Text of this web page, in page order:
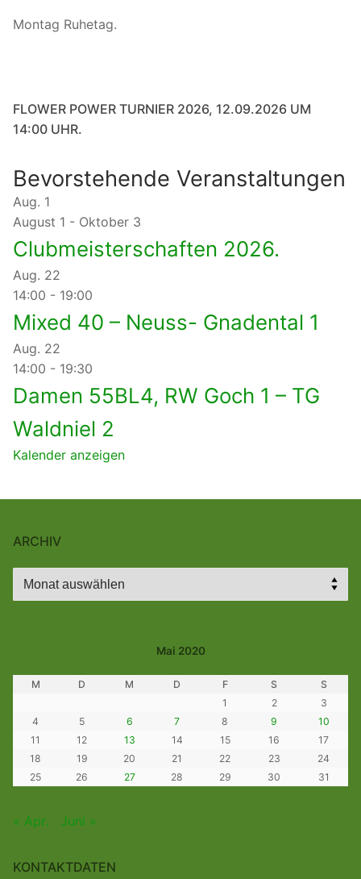
Montag Ruhetag.
FLOWER POWER TURNIER 2026, 12.09.2026 UM
14:00 UHR.
Bevorstehende Veranstaltungen
Aug. 1
August 1 - Oktober 3
Clubmeisterschaften 2026.
Aug. 22
14:00 - 19:00
Mixed 40 – Neuss- Gnadental 1
Aug. 22
14:00 - 19:30
Damen 55BL4, RW Goch 1 – TG
Waldniel 2
Kalender anzeigen
ARCHIV
Archiv
Mai 2020
M D M D F S
S
1
2
3
4
5 6 7 8 9
10
11
12 13 14 15 16
17
18
19 20 21 22 23
24
25
26 27 28 29 30 31
« Apr. Juni »
KONTAKTDATEN